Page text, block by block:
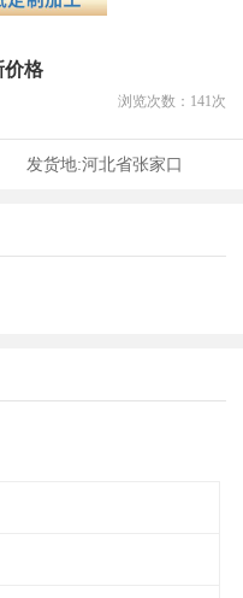
价格
浏览次数： 141次
发货地:河北省张家口